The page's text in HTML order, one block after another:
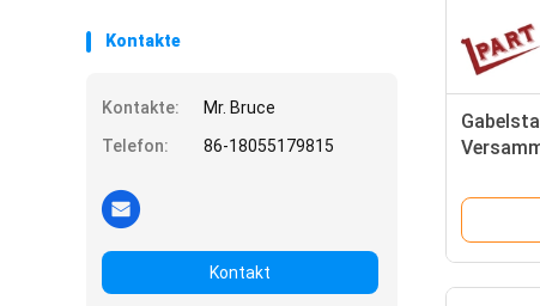
Kontakte
Kontakte:
Mr. Bruce
Telefon:
86-18055179815
Kontakt